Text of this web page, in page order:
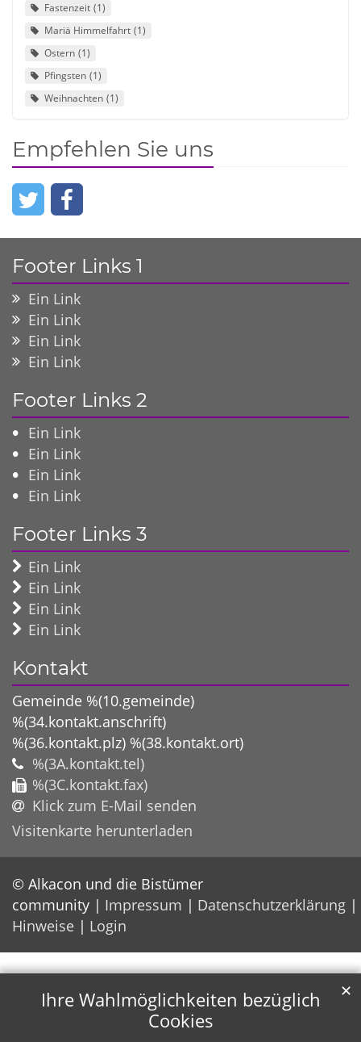
Fastenzeit 1
Mariä Himmelfahrt 1
Ostern 1
Pfingsten 1
Weihnachten 1
Empfehlen Sie uns
Footer Links 1
Ein Link
Ein Link
Ein Link
Ein Link
Footer Links 2
Ein Link
Ein Link
Ein Link
Ein Link
Footer Links 3
Ein Link
Ein Link
Ein Link
Ein Link
Kontakt
Gemeinde %(10.gemeinde)
%(34.kontakt.anschrift)
%(36.kontakt.plz) %(38.kontakt.ort)
%(3A.kontakt.tel)
%(3C.kontakt.fax)
Klick zum E-Mail senden
Visitenkarte herunterladen
© Alkacon und die Bistümer
community
Impressum
Datenschutzerklärung
Hinweise
Login
Ihre Wahlmöglichkeiten bezüglich
Cookies
✕